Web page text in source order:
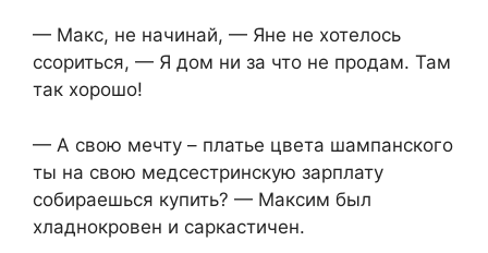
— Макс, не начинай, — Яне не хотелось
ссориться, — Я дом ни за что не продам. Там
так хорошо!
— А свою мечту – платье цвета шампанского
ты на свою медсестринскую зарплату
собираешься купить? — Максим был
хладнокровен и саркастичен.